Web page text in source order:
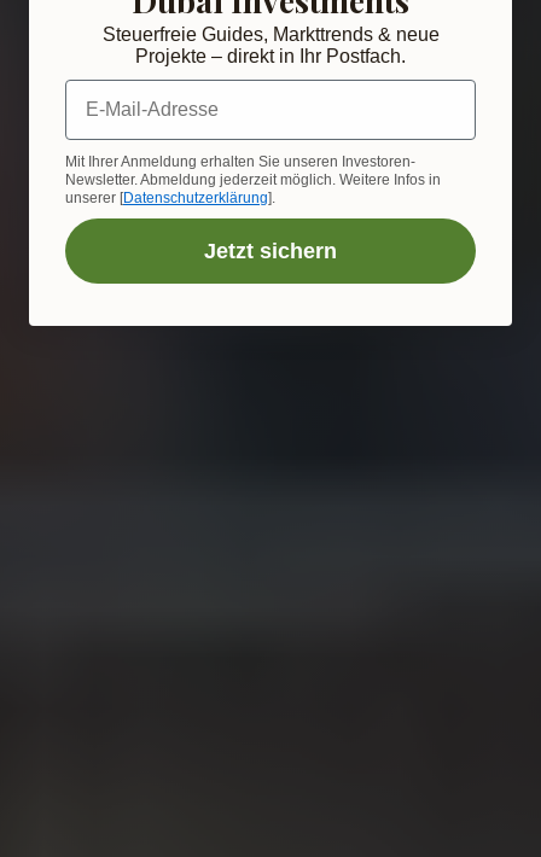
Steuerfreie Guides, Markttrends & neue
Projekte – direkt in Ihr Postfach.
E-Mail-Adresse
Mit Ihrer Anmeldung erhalten Sie unseren Investoren-
Newsletter. Abmeldung jederzeit möglich. Weitere Infos in
unserer [Datenschutzerklärung].
Jetzt sichern